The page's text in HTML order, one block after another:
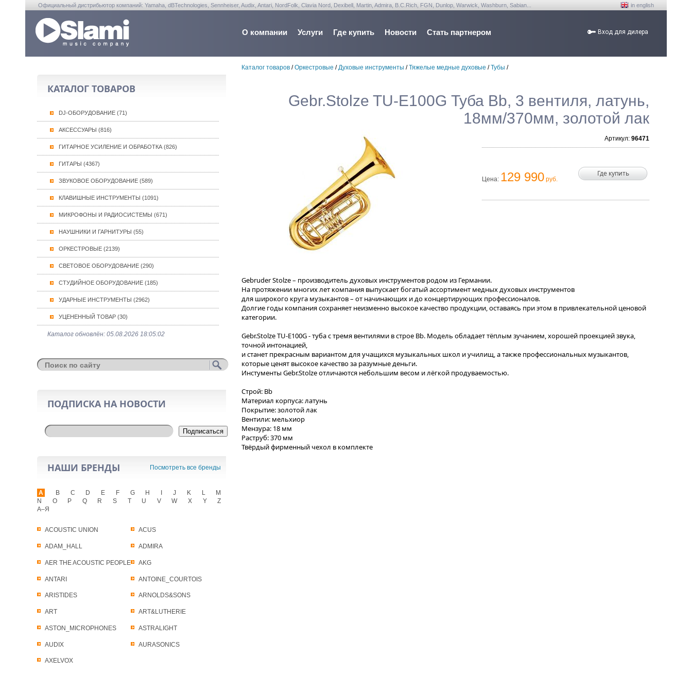
Официальный дистрибьютор компаний: Yamaha, dBTechnologies, Sennheiser, Audix, Antari, NordFolk, Clavia Nord, Dexibell, Martin, Admira, B.C.Rich, FGN, Dunlop, Warwick, Washburn, Sabian... in english
О компании Услуги Где купить Новости Стать партнером Вход для дилера
КАТАЛОГ ТОВАРОВ
DJ-ОБОРУДОВАНИЕ (71)
АКСЕССУАРЫ (816)
ГИТАРНОЕ УСИЛЕНИЕ И ОБРАБОТКА (826)
ГИТАРЫ (4367)
ЗВУКОВОЕ ОБОРУДОВАНИЕ (589)
КЛАВИШНЫЕ ИНСТРУМЕНТЫ (1091)
МИКРОФОНЫ И РАДИОСИСТЕМЫ (671)
НАУШНИКИ И ГАРНИТУРЫ (55)
ОРКЕСТРОВЫЕ (2139)
СВЕТОВОЕ ОБОРУДОВАНИЕ (290)
СТУДИЙНОЕ ОБОРУДОВАНИЕ (185)
УДАРНЫЕ ИНСТРУМЕНТЫ (2962)
УЦЕНЕННЫЙ ТОВАР (30)
Каталог обновлён: 05.08.2026 18:05:02
ПОДПИСКА НА НОВОСТИ
Подписаться
НАШИ БРЕНДЫ Посмотреть все бренды
A
ACOUSTIC UNION ACUS
ADAM_HALL ADMIRA
AER THE ACOUSTIC PEOPLE AKG
ANTARI ANTOINE_COURTOIS
ARISTIDES ARNOLDS&SONS
ART ART&LUTHERIE
ASTON_MICROPHONES ASTRALIGHT
AUDIX AURASONICS
AXELVOX
B C D E F G H J K L
M
N
O P Q R S T U V W X Y
Z
А–Я
Каталог товаров /Оркестровые /Духовые инструменты /Тяжелые медные духовые /Тубы /
Gebr.Stolze TU-E100G Туба Bb, 3 вентиля, латунь,
18мм/370мм, золотой лак
Артикул: 96471
Цена: 129 990 руб.
Где купить
Gebruder Stolze – производитель духовых инструментов родом из Германии.
На протяжении многих лет компания выпускает богатый ассортимент медных духовых инструментов
для широкого круга музыкантов – от начинающих и до концертирующих профессионалов.
Долгие годы компания сохраняет неизменно высокое качество продукции, оставаясь при этом в привлекательной ценовой
категории.
Gebr.Stolze TU-E100G - туба с тремя вентилями в строе Bb. Модель обладает тёплым зучанием, хорошей проекцией звука,
точной интонацией,
и станет прекрасным вариантом для учащихся музыкальных школ и училищ, а также профессиональных музыкантов,
которые ценят высокое качество за разумные деньги.
Инстументы Gebr.Stolze отличаются небольшим весом и лёгкой продуваемостью.
Строй: Bb
Материал корпуса: латунь
Покрытие: золотой лак
Вентили: мельхиор
Мензура: 18 мм
Раструб: 370 мм
Твёрдый фирменный чехол в комплекте